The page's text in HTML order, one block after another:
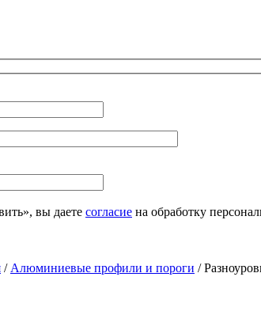
вы даете согласие на обработку
/ Алюминиевые профили и пороги /